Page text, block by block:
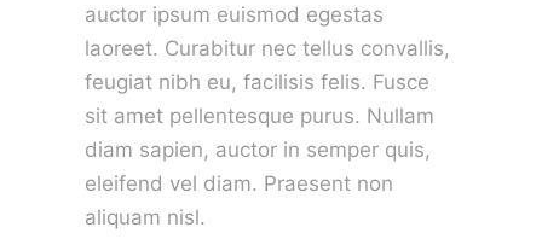
auctor ipsum euismod egestas
laoreet. Curabitur nec tellus convallis,
feugiat nibh eu, facilisis felis. Fusce
sit amet pellentesque purus. Nullam
diam sapien, auctor in semper quis,
eleifend vel diam. Praesent non
aliquam nisl.